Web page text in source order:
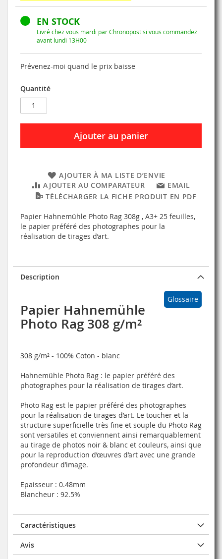
EN STOCK
Livré chez vous mardi par Chronopost si vous commandez
avant lundi 13H00
Prévenez-moi quand le prix baisse
Quantité
Ajouter au panier
AJOUTER À MA LISTE D’ENVIE
AJOUTER AU COMPARATEUR
EMAIL
TÉLÉCHARGER LA FICHE PRODUIT EN PDF
Papier Hahnemühle Photo Rag 308g , A3+ 25 feuilles,
le papier préféré des photographes pour la
réalisation de tirages d’art.
Description
Glossaire
Papier Hahnemühle
Photo Rag 308 g/m²
308 g/m² - 100% Coton - blanc
Hahnemühle Photo Rag : le papier préféré des
photographes pour la réalisation de tirages d’art.
Photo Rag est le papier préféré des photographes
pour la réalisation de tirages d’art. Le toucher et la
structure superficielle très fine et souple du Photo Rag
sont versatiles et conviennent ainsi remarquablement
au tirage de photos noir & blanc et couleurs, ainsi que
pour la reproduction d’œuvres d’art avec une grande
profondeur d’image.
Epaisseur : 0.48mm
Blancheur : 92.5%
Caractéristiques
Avis